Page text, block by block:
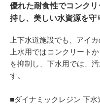
すまいリング
Q＆A
お気に入り
優れた耐食性でコンク
持し、美しい水資源を守
上下水道施設でも、アイ
上水用ではコンクリート
を抑制し、下水用では、
す。
■ダイナミックレジン 下